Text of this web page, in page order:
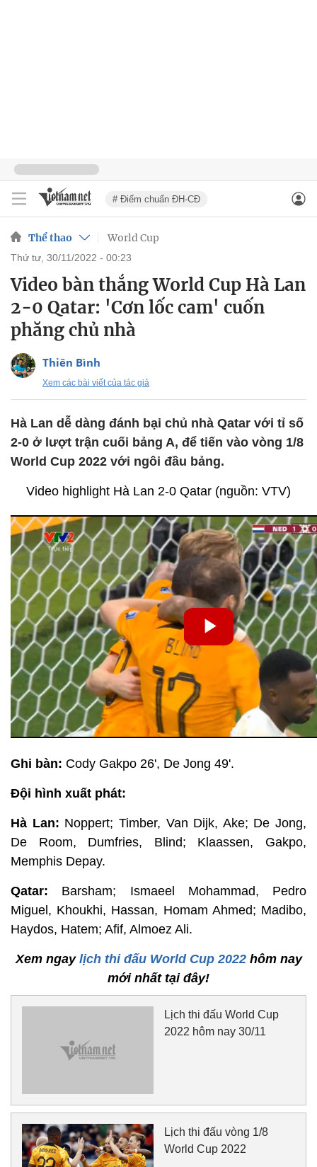
# Điểm chuẩn ĐH-CĐ
Thể thao World Cup
thứ tư, 30/11/2022 - 00:23
Video bàn thắng World Cup Hà Lan
2-0 Qatar: 'Cơn lốc cam' cuốn
phăng chủ nhà
Thiên Bình
Xem các bài viết của tác giả
Hà Lan dễ dàng đánh bại chủ nhà Qatar với tỉ số
2-0 ở lượt trận cuối bảng A, để tiến vào vòng 1/8
World Cup 2022 với ngôi đầu bảng.
Video highlight Hà Lan 2-0 Qatar (nguồn: VTV)
Ghi bàn: Cody Gakpo 26', De Jong 49'.
Đội hình xuất phát:
Hà Lan: Noppert; Timber, Van Dijk, Ake; De Jong,
De Room, Dumfries, Blind; Klaassen, Gakpo,
Memphis Depay.
Qatar:
Barsham; Ismaeel Mohammad, Pedro
Miguel, Khoukhi, Hassan, Homam Ahmed; Madibo,
Haydos, Hatem; Afif, Almoez Ali.
Xem ngay lịch thi đấu World Cup 2022hôm nay
mới nhất tại đây!
Lịch thi đấu World Cup
2022 hôm nay 30/11
Lịch thi đấu vòng 1/8
World Cup 2022